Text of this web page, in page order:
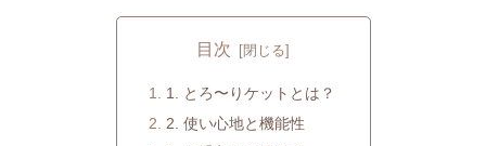
目次
1. とろ〜りケットとは？
2. 使い心地と機能性